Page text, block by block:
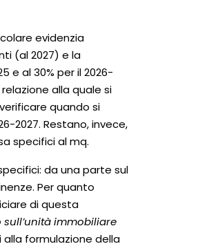
evidenzia
(al 2027) e la
e al 30% per il 2026-
alla quale si
quando si
2027. Restano, invece,
specifici al mq.
da una parte sul
Per quanto
di questa
immobiliare
alla formulazione della